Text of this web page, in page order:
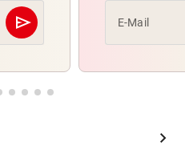
send
Abschicken E-Mail
chevron_right